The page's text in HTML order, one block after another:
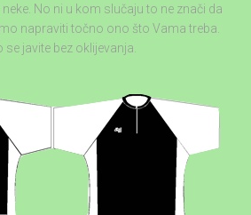
No ni u kom slučaju to ne znači da
napraviti točno ono što Vama treba.
se javite bez oklijevanja.